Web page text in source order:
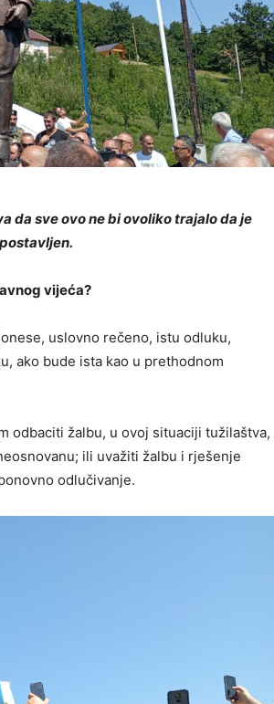
da sve ovo ne bi ovoliko trajalo da je
vijeća?
uslovno rečeno, istu odluku,
ako bude ista kao u prethodnom
odbaciti žalbu, u ovoj situaciji tužilaštva,
ili uvažiti žalbu i rješenje
odlučivanje.